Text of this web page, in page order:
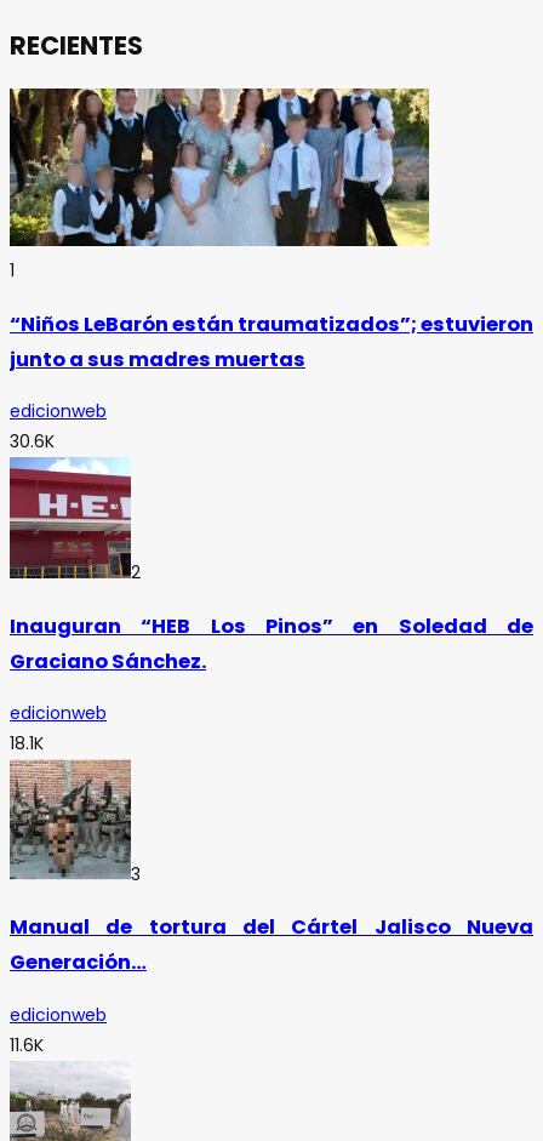
RECIENTES
1
“Niños LeBarón están traumatizados”; estuvieron
junto a sus madres muertas
edicionweb
30.6K
2
Inauguran “HEB Los Pinos” en Soledad de
Graciano Sánchez.
edicionweb
18.1K
3
Manual de tortura del Cártel Jalisco Nueva
Generación…
edicionweb
11.6K